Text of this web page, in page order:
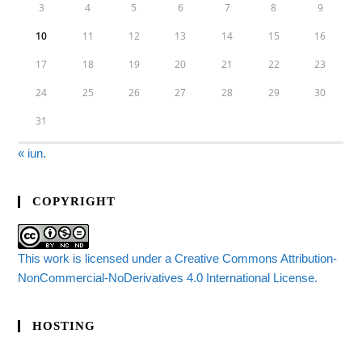
3 4 5 6 7 8 9
10 11 12 13 14 15 16
17 18 19 20 21 22 23
24 25 26 27 28 29 30
31
« iun.
COPYRIGHT
This work is licensed under a Creative Commons Attribution-
NonCommercial-NoDerivatives 4.0 International License.
HOSTING